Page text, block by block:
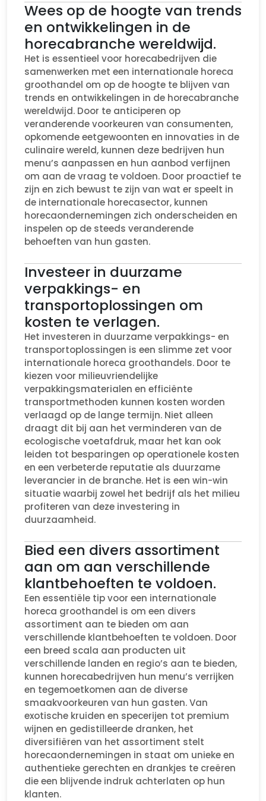
Wees op de hoogte van trends
en ontwikkelingen in de
horecabranche wereldwijd.
Het is essentieel voor horecabedrijven die
samenwerken met een internationale horeca
groothandel om op de hoogte te blijven van
trends en ontwikkelingen in de horecabranche
wereldwijd. Door te anticiperen op
veranderende voorkeuren van consumenten,
opkomende eetgewoonten en innovaties in de
culinaire wereld, kunnen deze bedrijven hun
menu’s aanpassen en hun aanbod verfijnen
om aan de vraag te voldoen. Door proactief te
zijn en zich bewust te zijn van wat er speelt in
de internationale horecasector, kunnen
horecaondernemingen zich onderscheiden en
inspelen op de steeds veranderende
behoeften van hun gasten.
Investeer in duurzame
verpakkings- en
transportoplossingen om
kosten te verlagen.
Het investeren in duurzame verpakkings- en
transportoplossingen is een slimme zet voor
internationale horeca groothandels. Door te
kiezen voor milieuvriendelijke
verpakkingsmaterialen en efficiënte
transportmethoden kunnen kosten worden
verlaagd op de lange termijn. Niet alleen
draagt dit bij aan het verminderen van de
ecologische voetafdruk, maar het kan ook
leiden tot besparingen op operationele kosten
en een verbeterde reputatie als duurzame
leverancier in de branche. Het is een win-win
situatie waarbij zowel het bedrijf als het milieu
profiteren van deze investering in
duurzaamheid.
Bied een divers assortiment
aan om aan verschillende
klantbehoeften te voldoen.
Een essentiële tip voor een internationale
horeca groothandel is om een divers
assortiment aan te bieden om aan
verschillende klantbehoeften te voldoen. Door
een breed scala aan producten uit
verschillende landen en regio’s aan te bieden,
kunnen horecabedrijven hun menu’s verrijken
en tegemoetkomen aan de diverse
smaakvoorkeuren van hun gasten. Van
exotische kruiden en specerijen tot premium
wijnen en gedistilleerde dranken, het
diversifiëren van het assortiment stelt
horecaondernemingen in staat om unieke en
authentieke gerechten en drankjes te creëren
die een blijvende indruk achterlaten op hun
klanten.